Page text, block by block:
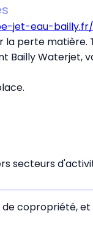
jet-eau-
la perte
Bailly Waterjet,
secteurs
copropriété,